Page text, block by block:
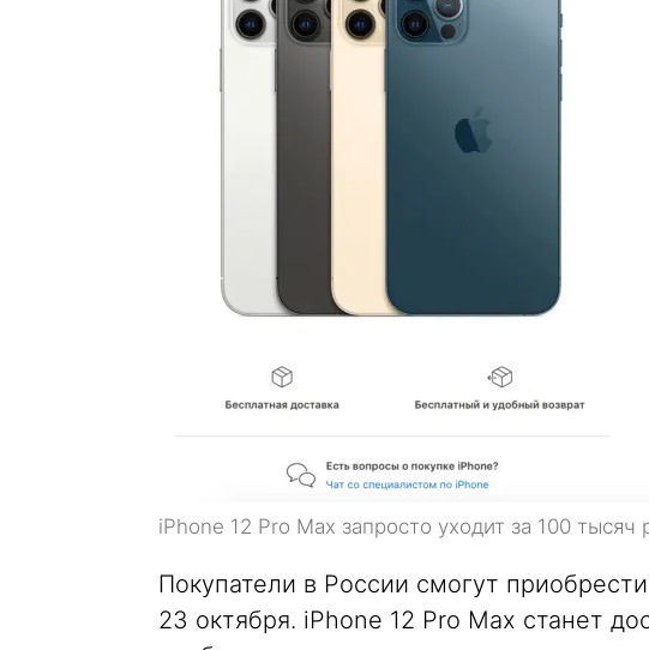
iPhone 12 Pro Max запросто уходит за 100 тысяч
Покупатели в России смогут
23 октября. iPhone 12 Pro Max станет